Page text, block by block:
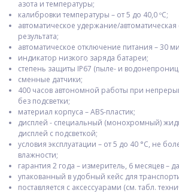
азота и температуры;
калибровки температуры – от 5 до 40,0 ºC;
автоматическое удержание/автоматическая
результата;
автоматическое отключение питания – 30
индикатор низкого заряда батареи;
степень защиты IP67 (пыле- и
сменные датчики;
400 часов автономной работы при
без подсветки;
материал корпуса – ABS-пластик;
дисплей - специальный (монохромный)
дисплей с подсветкой;
условия эксплуатации – от 5 до 40 °С, не
влажности;
гарантия 2 года – измеритель, 6 месяцев –
упакованный в удобный кейс для
поставляется с аксессуарами (см. табл.